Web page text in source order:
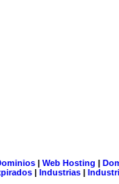
| Web Hosting |
| Industrias |